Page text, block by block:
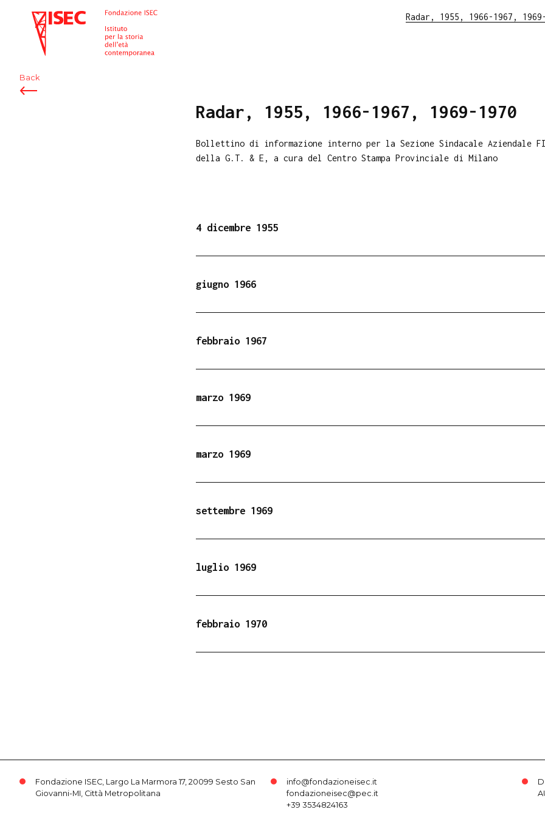
ISEC Radar, 1955, 1966-1967,
Back
Radar, 1955, 1966-1967, 1969-1970
Bollettino di informazione interno per la Sezione Sindacale Aziendale
della G.T. & E, a cura del Centro Stampa Provinciale di Milano
4 dicembre 1955
giugno 1966
febbraio 1967
marzo 1969
marzo 1969
settembre 1969
luglio 1969
febbraio 1970
Fondazione ISEC, Largo La Marmora 17, 20099 Sesto San
Giovanni-MI, Città Metropolitana
info@fondazioneisec.it
fondazioneisec@pec.it
+39 3534824163